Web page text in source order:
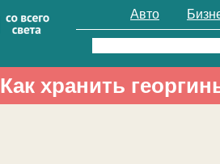
Авто
Найти:
Как хранить